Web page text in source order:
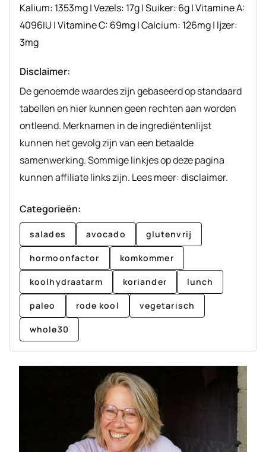
Kalium: 1353mg|Vezels: 17g|Suiker: 6g|Vitamine A:
4096IU|Vitamine C: 69mg|Calcium: 126mg| Ijzer:
3mg
Disclaimer:
De genoemde waardes zijn gebaseerd op standaard
tabellen en hier kunnen geen rechten aan worden
ontleend. Merknamen in de ingrediëntenlijst
kunnen het gevolg zijn van een betaalde
samenwerking. Sommige linkjes op deze pagina
kunnen affiliate links zijn. Lees meer: disclaimer.
Categorieën:
salades avocado glutenvrij
hormoonfactor komkommer
koolhydraatarm koriander lunch
paleo rode kool vegetarisch
whole30